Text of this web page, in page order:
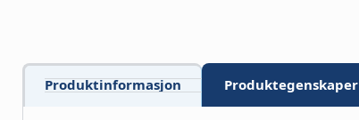
Produktinformasjon Produktegenskaper